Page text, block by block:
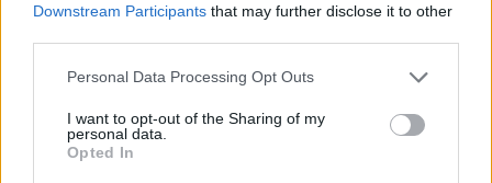
Downstream Participants that may further disclose it to other
Personal Data Processing Opt Outs
I want to opt-out of the Sharing of my
personal data.
Opted In
Comparte el documento